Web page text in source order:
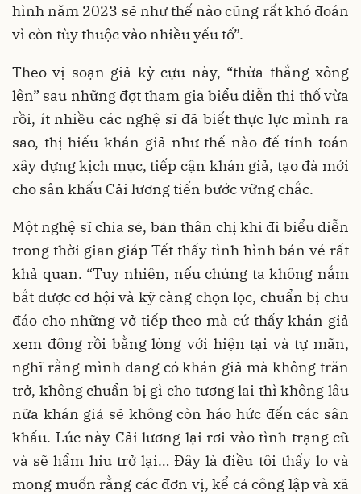
hình năm 2023 sẽ như thế nào cũng rất khó đoán
vì còn tùy thuộc vào nhiều yếu tố”.
Theo vị soạn giả kỳ cựu này, “thừa thắng xông
lên” sau những đợt tham gia biểu diễn thi thố vừa
rồi, ít nhiều các nghệ sĩ đã biết thực lực mình ra
sao, thị hiếu khán giả như thế nào để tính toán
xây dựng kịch mục, tiếp cận khán giả, tạo đà mới
cho sân khấu Cải lương tiến bước vững chắc.
Một nghệ sĩ chia sẻ, bản thân chị khi đi biểu diễn
trong thời gian giáp Tết thấy tình hình bán vé rất
khả quan. “Tuy nhiên, nếu chúng ta không nắm
bắt được cơ hội và kỹ càng chọn lọc, chuẩn bị chu
đáo cho những vở tiếp theo mà cứ thấy khán giả
xem đông rồi bằng lòng với hiện tại và tự mãn,
nghĩ rằng mình đang có khán giả mà không trăn
trở, không chuẩn bị gì cho tương lai thì không lâu
nữa khán giả sẽ không còn háo hức đến các sân
khấu. Lúc này Cải lương lại rơi vào tình trạng cũ
và sẽ hẩm hiu trở lại… Đây là điều tôi thấy lo và
mong muốn rằng các đơn vị, kể cả công lập và xã